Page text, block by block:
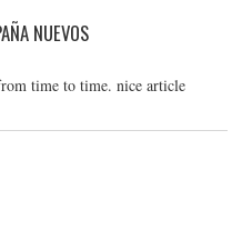
NUEVOS
time to time. nice article